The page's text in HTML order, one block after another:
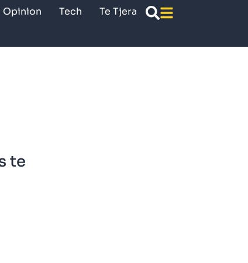
Opinion Tech Te Tjera
te